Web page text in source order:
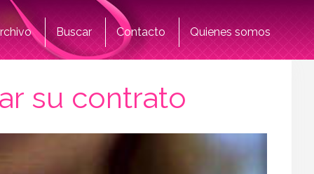
Buscar Contacto Quienes somos
su contrato